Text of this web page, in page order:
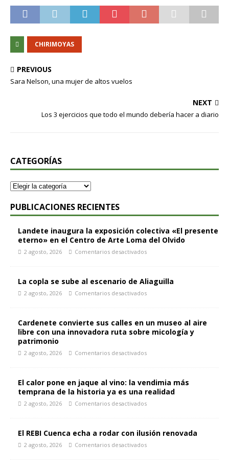
CHIRIMOYAS
PREVIOUS
Sara Nelson, una mujer de altos vuelos
NEXT
Los 3 ejercicios que todo el mundo debería hacer a diario
CATEGORÍAS
PUBLICACIONES RECIENTES
Landete inaugura la exposición colectiva «El presente
eterno» en el Centro de Arte Loma del Olvido
2 agosto, 2026 Comentarios desactivados
La copla se sube al escenario de Aliaguilla
2 agosto, 2026 Comentarios desactivados
Cardenete convierte sus calles en un museo al aire
libre con una innovadora ruta sobre micología y
patrimonio
2 agosto, 2026 Comentarios desactivados
El calor pone en jaque al vino: la vendimia más
temprana de la historia ya es una realidad
2 agosto, 2026 Comentarios desactivados
El REBI Cuenca echa a rodar con ilusión renovada
2 agosto, 2026 Comentarios desactivados